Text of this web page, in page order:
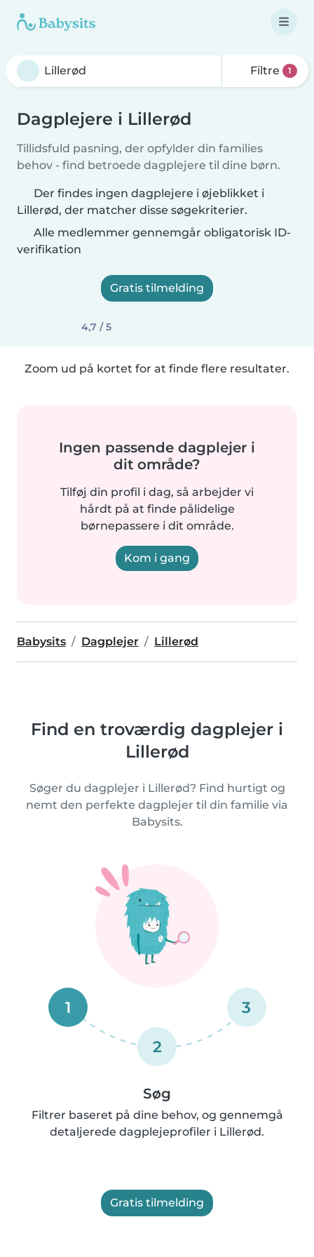
Filtre 1
Dagplejere i Lillerød
Tillidsfuld pasning, der opfylder din families
behov - find betroede dagplejere til dine børn.
Der findes ingen dagplejere i øjeblikket i
Lillerød, der matcher disse søgekriterier.
Alle medlemmer gennemgår obligatorisk ID-
verifikation
Gratis tilmelding
4,7 / 5
Zoom ud på kortet for at finde flere resultater.
Ingen passende dagplejer i
dit område?
Tilføj din profil i dag, så arbejder vi
hårdt på at finde pålidelige
børnepassere i dit område.
Kom i gang
Babysits Dagplejer Lillerød
Find en troværdig dagplejer i
Lillerød
Søger du dagplejer i Lillerød? Find hurtigt og
nemt den perfekte dagplejer til din familie via
Babysits.
1
2
3
Søg
Filtrer baseret på dine behov, og gennemgå
detaljerede dagplejeprofiler i Lillerød.
Gratis tilmelding